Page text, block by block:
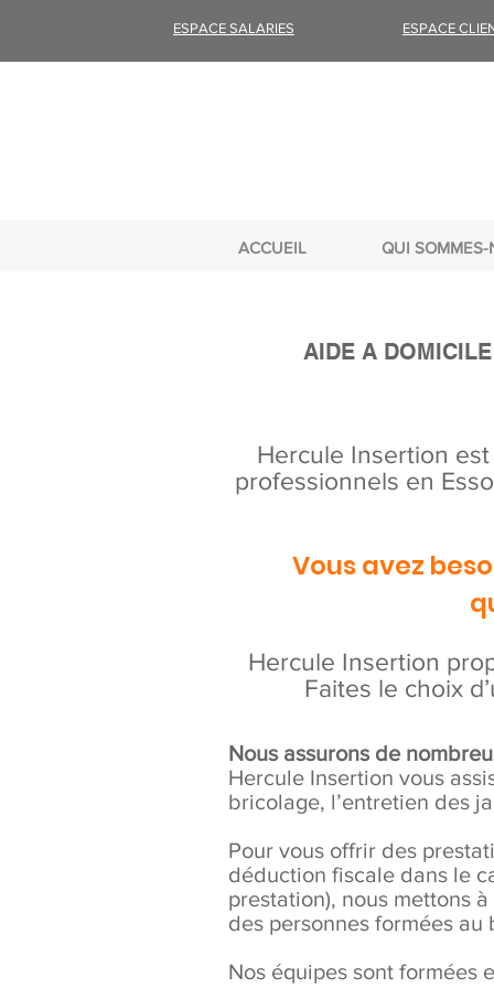
ESPACE SALARIES ESPACE
ACCUEIL QUI SOMMES-
AIDE A
Hercule Insertion
professionnels en
Vous avez
Hercule Insertion
Faites le choix
Nous assurons de
Hercule Insertion vous
bricolage, l’entretien des
Pour vous offrir des
déduction fiscale dans le
prestation), nous mettons
des personnes formées
Nos équipes sont formées